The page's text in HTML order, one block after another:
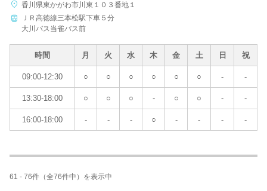
香川県東かがわ市川東１０３番地１
ＪＲ高徳線三本松駅下車５分
大川バス当雀バス前
時間 月 火 水 木 金 土 日 祝
09:00-12:30 ○ ○ ○ ○ ○ ○ - -
13:30-18:00 ○ ○ ○ - ○ ○ - -
16:00-18:00 - - - ○ - - - -
61 - 76件（全76件中）を表示中